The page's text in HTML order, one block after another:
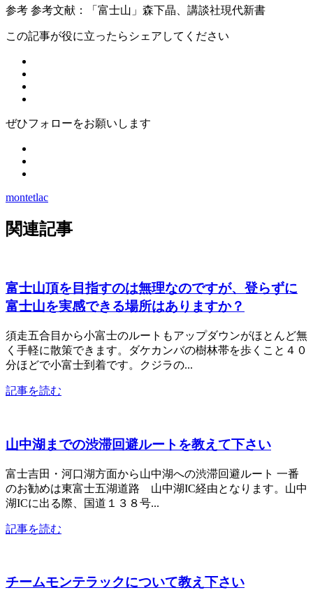
参考 参考文献：「富士山」森下晶、講談社現代新書
この記事が役に立ったらシェアしてください
ぜひフォローをお願いします
montetlac
関連記事
富士山頂を目指すのは無理なのですが、登らずに
富士山を実感できる場所はありますか？
須走五合目から小富士のルートもアップダウンがほとんど無
く手軽に散策できます。ダケカンバの樹林帯を歩くこと４０
分ほどで小富士到着です。クジラの...
記事を読む
山中湖までの渋滞回避ルートを教えて下さい
富士吉田・河口湖方面から山中湖への渋滞回避ルート 一番
のお勧めは東富士五湖道路 山中湖IC経由となります。山中
湖ICに出る際、国道１３８号...
記事を読む
チームモンテラックについて教え下さい